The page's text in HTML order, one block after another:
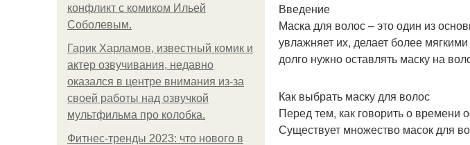
конфликт с комиком Ильей
Соболевым.
Гарик Харламов, известный комик и
актер озвучивания, недавно
оказался в центре внимания из-за
своей работы над озвучкой
мультфильма про колобка.
Фитнес-тренды 2023: что нового в
Маска от жирности
Введение
Маска для волос – это один из
увлажняет их, делает более
долго нужно оставлять маску на
Как выбрать маску для волос
Перед тем, как говорить о времени
Существует множество масок для